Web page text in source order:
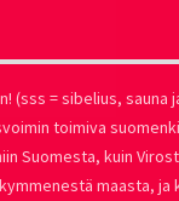
(sss = sibelius, sauna
toimiva
Suomesta, kuin
maasta, ja